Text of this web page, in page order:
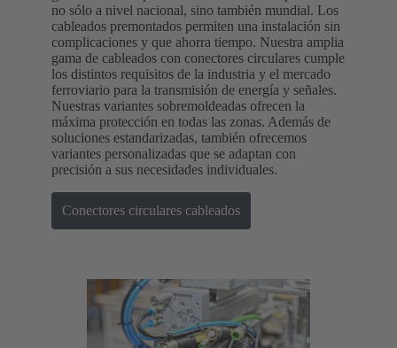
no sólo a nivel nacional, sino también mundial. Los
cableados premontados permiten una instalación sin
complicaciones y que ahorra tiempo. Nuestra amplia
gama de cableados con conectores circulares cumple
los distintos requisitos de la industria y el mercado
ferroviario para la transmisión de energía y señales.
Nuestras variantes sobremoldeadas ofrecen la
máxima protección en todas las zonas. Además de
soluciones estandarizadas, también ofrecemos
variantes personalizadas que se adaptan con
precisión a sus necesidades individuales.
Conectores circulares cableados